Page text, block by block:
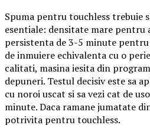
Spuma pentru touchless trebuie
esentiale: densitate mare pentru
persistenta de 3-5 minute
de inmuiere echivalenta cu o
calitati, masina iesita din
depuneri. Testul decisiv este sa
cu noroi uscat si sa vezi cat de
minute. Daca ramane jumatate
potrivita pentru touchless.